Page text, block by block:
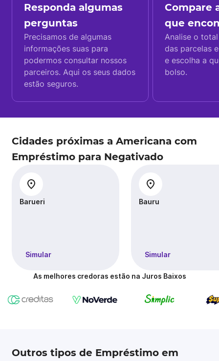
Responda algumas
perguntas
Precisamos de algumas
informações suas para
podermos consultar nossos
parceiros. Aqui os seus dados
estão seguros.
Compare
que
Analise o
das parcelas
e escolha a
bolso.
Cidades próximas a Americana com
Empréstimo para Negativado
Barueri
Simular
Bauru
Simular
As melhores credoras estão na Juros Baixos
Outros tipos de Empréstimo em